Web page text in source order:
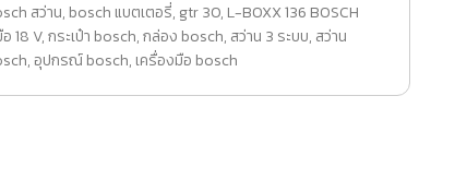
สว่าน, bosch แบตเตอรี่, gtr 30, L-BOXX 136 BOSCH
18 V,กระเป๋า bosch,กล่อง bosch, สว่าน 3 ระบบ, สว่าน
, อุปกรณ์ bosch, เครื่องมือ bosch